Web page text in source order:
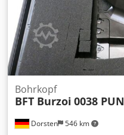
Dorsten 546 km
Bohrkopf
BFT Burzoi 0038 PUN